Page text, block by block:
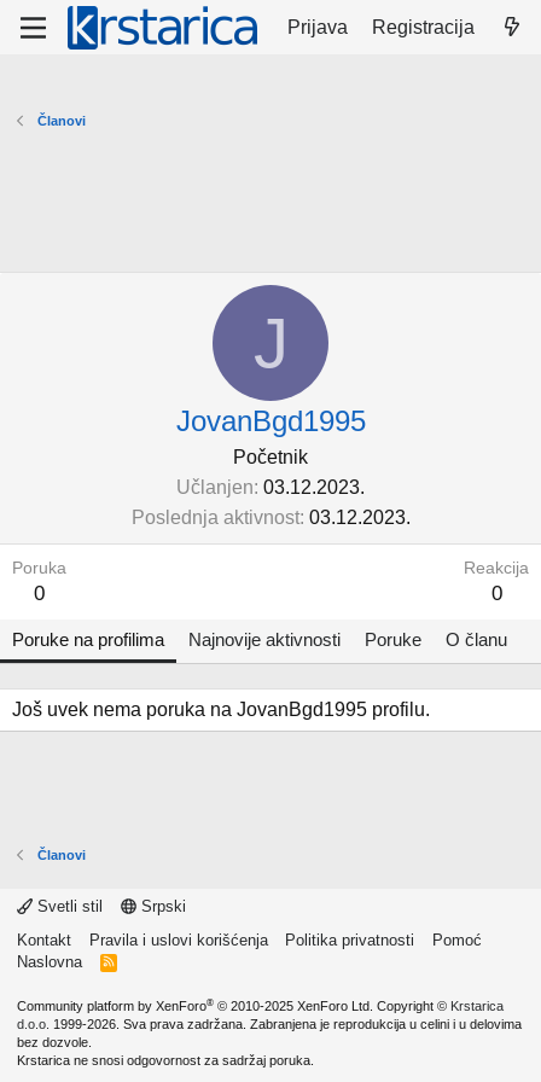
Prijava Registracija
Članovi
J
JovanBgd1995
Početnik
Učlanjen 03.12.2023.
Poslednja aktivnost 03.12.2023.
Poruka
0
Reakcija
0
Poruke na profilima Najnovije aktivnosti Poruke O članu
Još uvek nema poruka na JovanBgd1995 profilu.
Članovi
Svetli stil
Srpski
Kontakt
Pravila i uslovi korišćenja Politika privatnosti
Pomoć
Naslovna
R
Community platform by XenForo® © 2010-2025 XenForo Ltd. Copyright © Krstarica
d.o.o. 1999-2026. Sva prava zadržana. Zabranjena je reprodukcija u celini i u delovima
bez dozvole.
Krstarica ne snosi odgovornost za sadržaj poruka.